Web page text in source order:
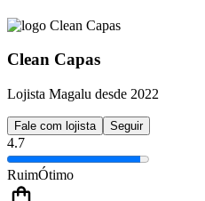
Clean Capas
Lojista Magalu desde 2022
Fale com lojista Seguir
4.7
RuimÓtimo